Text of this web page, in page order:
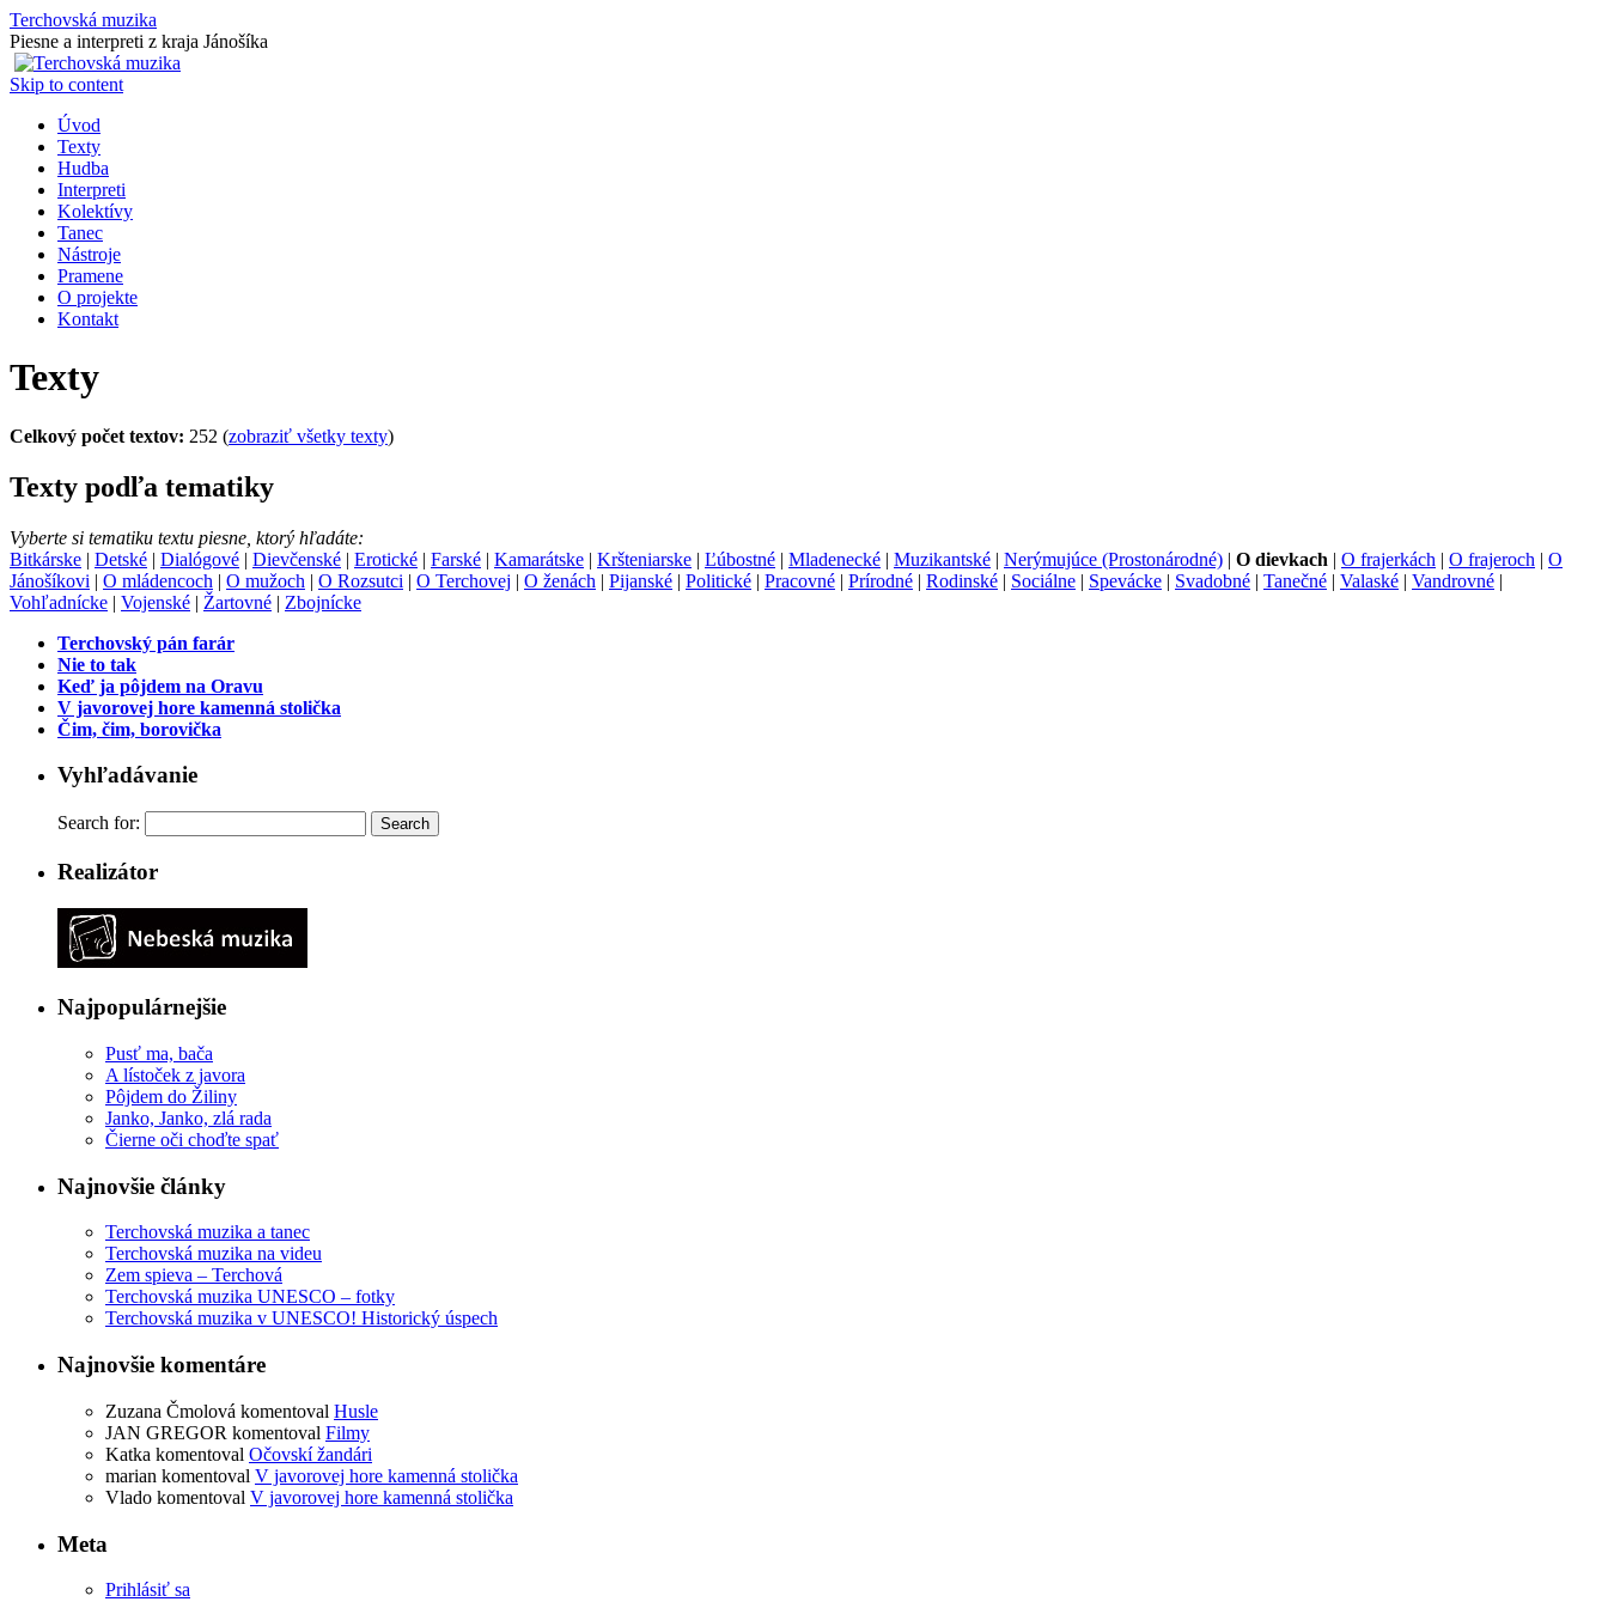
Terchovská muzika
Piesne a interpreti z kraja Jánošíka
Skip to content
Úvod
Texty
Hudba
Interpreti
Kolektívy
Tanec
Nástroje
Pramene
O projekte
Kontakt
Texty
Celkový počet textov: 252 (zobraziť všetky texty)
Texty podľa tematiky
Vyberte si tematiku textu piesne, ktorý hľadáte:
Bitkárske | Detské | Dialógové | Dievčenské | Erotické | Farské | Kamarátske | Kršteniarske | Ľúbostné | Mladenecké | Muzikantské | Nerýmujúce (Prostonárodné) | O dievkach | O frajerkách | O frajeroch | O
Jánošíkovi | O mládencoch | O mužoch | O Rozsutci | O Terchovej | O ženách | Pijanské | Politické | Pracovné | Prírodné | Rodinské | Sociálne | Spevácke | Svadobné | Tanečné | Valaské | Vandrovné |
Vohľadnícke | Vojenské | Žartovné | Zbojnícke
Terchovský pán farár
Nie to tak
Keď ja pôjdem na Oravu
V javorovej hore kamenná stolička
Čim, čim, borovička
Vyhľadávanie
Search for:
Realizátor
Najpopulárnejšie
Pusť ma, bača
A lístoček z javora
Pôjdem do Žiliny
Janko, Janko, zlá rada
Čierne oči choďte spať
Najnovšie články
Terchovská muzika a tanec
Terchovská muzika na videu
Zem spieva – Terchová
Terchovská muzika UNESCO – fotky
Terchovská muzika v UNESCO! Historický úspech
Najnovšie komentáre
Zuzana Čmolová komentoval Husle
JAN GREGOR komentoval Filmy
Katka komentoval Očovskí žandári
marian komentoval V javorovej hore kamenná stolička
Vlado komentoval V javorovej hore kamenná stolička
Meta
Prihlásiť sa